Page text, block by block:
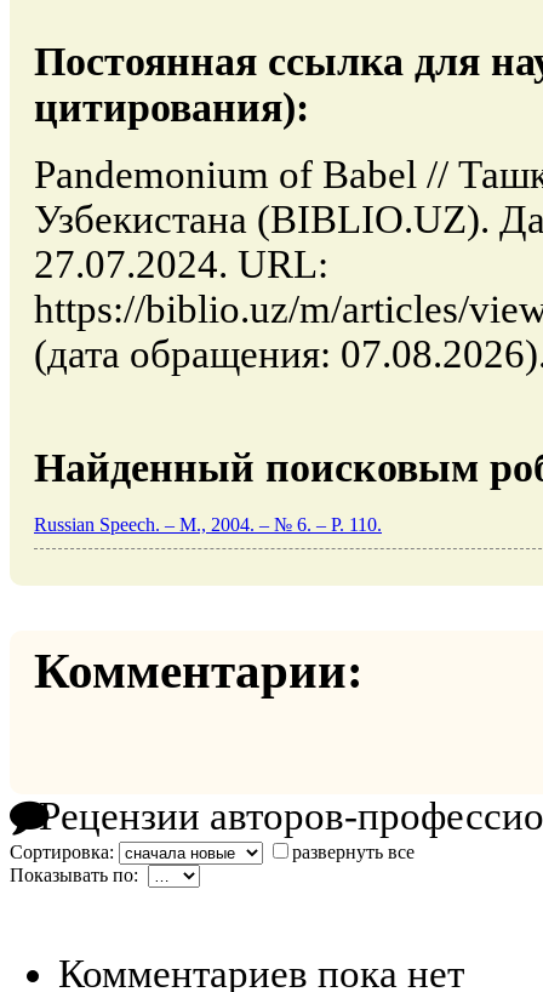
Постоянная ссылка для
цитирования):
Pandemonium of Babel //
Узбекистана (BIBLIO.UZ).
27.07.2024. URL:
https://biblio.uz/m/articles/
(дата обращения:
Найденный поисковым
Russian Speech. – M., 2004. – № 6. – P. 110.
Комментарии:
Рецензии авторов-
Сортировка:
развернуть все
Показывать по:
Комментариев пока нет